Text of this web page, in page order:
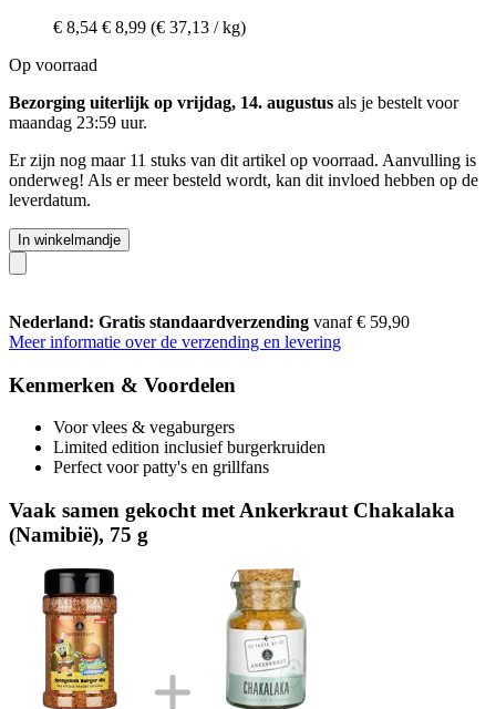
€ 8,54 € 8,99 (€ 37,13 / kg)
Op voorraad
Bezorging uiterlijk op vrijdag, 14. augustus als je bestelt voor
maandag 23:59 uur.
Er zijn nog maar 11 stuks van dit artikel op voorraad. Aanvulling is
onderweg! Als er meer besteld wordt, kan dit invloed hebben op de
leverdatum.
In winkelmandje
Nederland: Gratis standaardverzending vanaf € 59,90
Meer informatie over de verzending en levering
Kenmerken & Voordelen
Voor vlees & vegaburgers
Limited edition inclusief burgerkruiden
Perfect voor patty's en grillfans
Vaak samen gekocht met Ankerkraut Chakalaka
(Namibië), 75 g